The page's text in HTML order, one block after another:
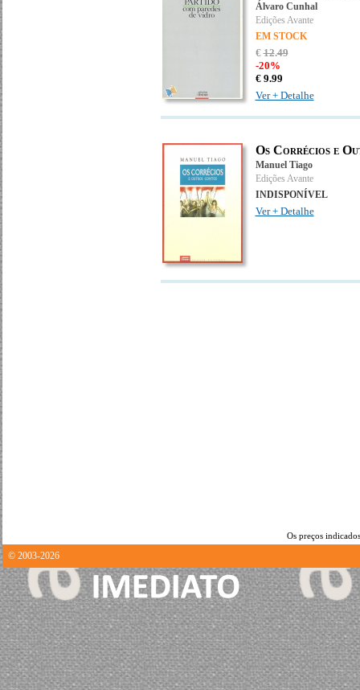
Álvaro Cunhal
Edições Avante
EM STOCK
€12.49
-20%
€ 9.99
Ver + Detalhe
Os Corrécios e
Manuel Tiago
Edições Avante
INDISPONÍVEL
Ver + Detalhe
Os preços
© 2003-2026